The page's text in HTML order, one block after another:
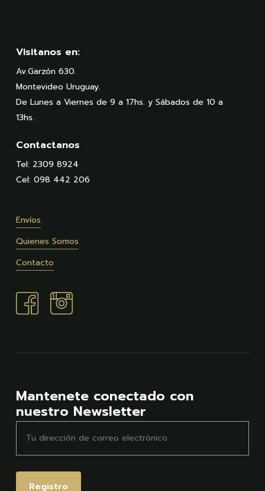
Visitanos en:
Av.Garzón 630.
Montevideo Uruguay.
De Lunes a Viernes de 9 a 17hs. y Sábados de 10 a
13hs.
Contactanos
Tel: 2309 8924
Cel: 098 442 206
Envíos
Quienes Somos
Contacto
Mantenete conectado con
nuestro Newsletter